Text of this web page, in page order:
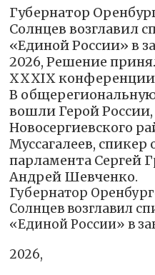
Губернатор
Солнцев возглавил
«Единой России» в
2026, Решение
XXXIX
В
вошли Герой России,
Новосергиевского
Муссагалеев, спикер
парламента Сергей
Андрей Шевченко.
Губернатор
Солнцев возглавил
«Единой России» в
2026,